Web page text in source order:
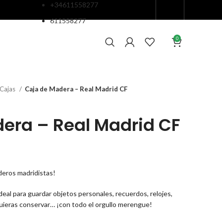
+34611558277
611558277
0
Cajas Caja de Madera – Real Madrid CF
– Real Madrid CF
madridistas!
para guardar objetos personales, recuerdos, relojes,
conservar… ¡con todo el orgullo merengue!